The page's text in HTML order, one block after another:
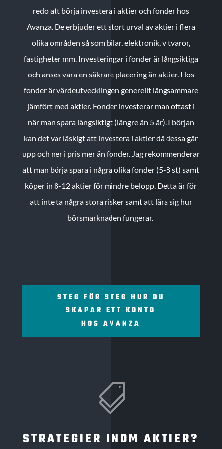
redo att börja investera i aktier och fonder hos
Avanza. De erbjuder ett stort urval av aktier i flera
olika områden så som bilar, elektronik, vitvaror,
fastigheter mm. Investeringar i fonder är långsiktiga
och anses vara en säkrare placering än aktier. Hos
fonder är värdeutvecklingen generellt långsammare
jämfört med aktier. Fonder investerar man oftast i
när man spara långsiktigt (längre än 5 år). I början
kan det var läskigt att investera i aktier då dessa går
upp och ner i pris mer än fonder. Jag rekommenderar
att man börja spara i några olika fonder (5-8 st) samt
köper in 8-12 aktier för mindre belopp. Detta är för
att inte ta några stora risker samt att lära sig hur
börsmarknaden fungerar.
STEG FÖR STEG HUR DU
SKAPAR ETT KONTO
HOS AVANZA

STRATEGIER INOM AKTIER?